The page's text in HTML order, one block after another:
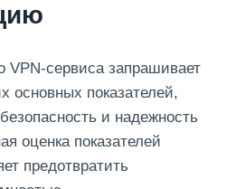
VPN-сервиса запрашивает
основных показателей,
и надежность
оценка показателей
предотвратить